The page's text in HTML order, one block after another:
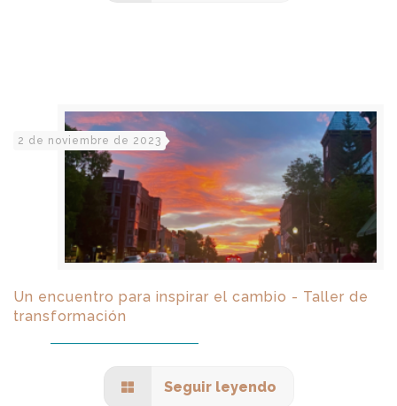
2 de noviembre de 2023
Un encuentro para inspirar el cambio - Taller de
transformación
Seguir leyendo